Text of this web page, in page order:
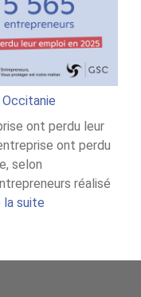
ont perdu leur
ont perdu
selon
réalisé
la suite:
de